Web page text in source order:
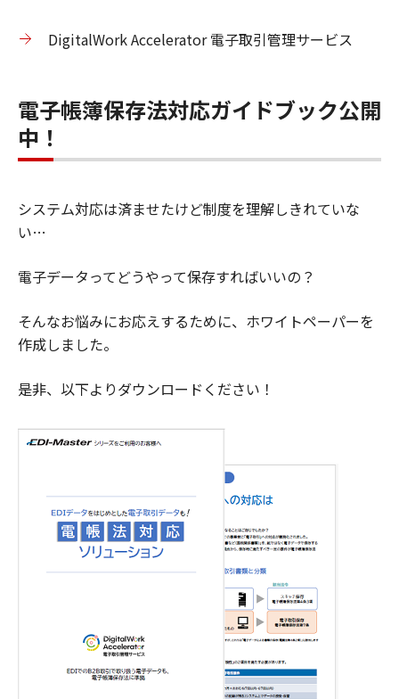
DigitalWork Accelerator 電子取引管理サービス
電子帳簿保存法対応ガイドブック公開
中！
システム対応は済ませたけど制度を理解しきれていな
い…
電子データってどうやって保存すればいいの？
そんなお悩みにお応えするために、ホワイトペーパーを
作成しました。
是非、以下よりダウンロードください！